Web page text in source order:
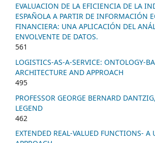
EVALUACION DE LA EFICIENCIA DE LA
ESPAÑOLA A PARTIR DE INFORMACIÓN
FINANCIERA: UNA APLICACIÓN DEL
ENVOLVENTE DE DATOS.
561
LOGISTICS-AS-A-SERVICE: ONTOLOGY-
ARCHITECTURE AND APPROACH
495
PROFESSOR GEORGE BERNARD
LEGEND
462
EXTENDED REAL-VALUED FUNCTIONS- A